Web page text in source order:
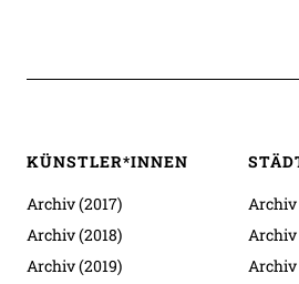
KÜNSTLER*INNEN
Archiv (2017)
Archiv (2018)
Archiv (2019)
Archiv
Archiv
Archiv